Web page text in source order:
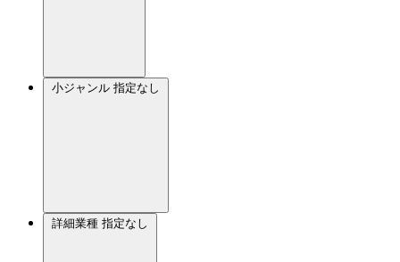
小ジャンル 指定なし
詳細業種 指定なし